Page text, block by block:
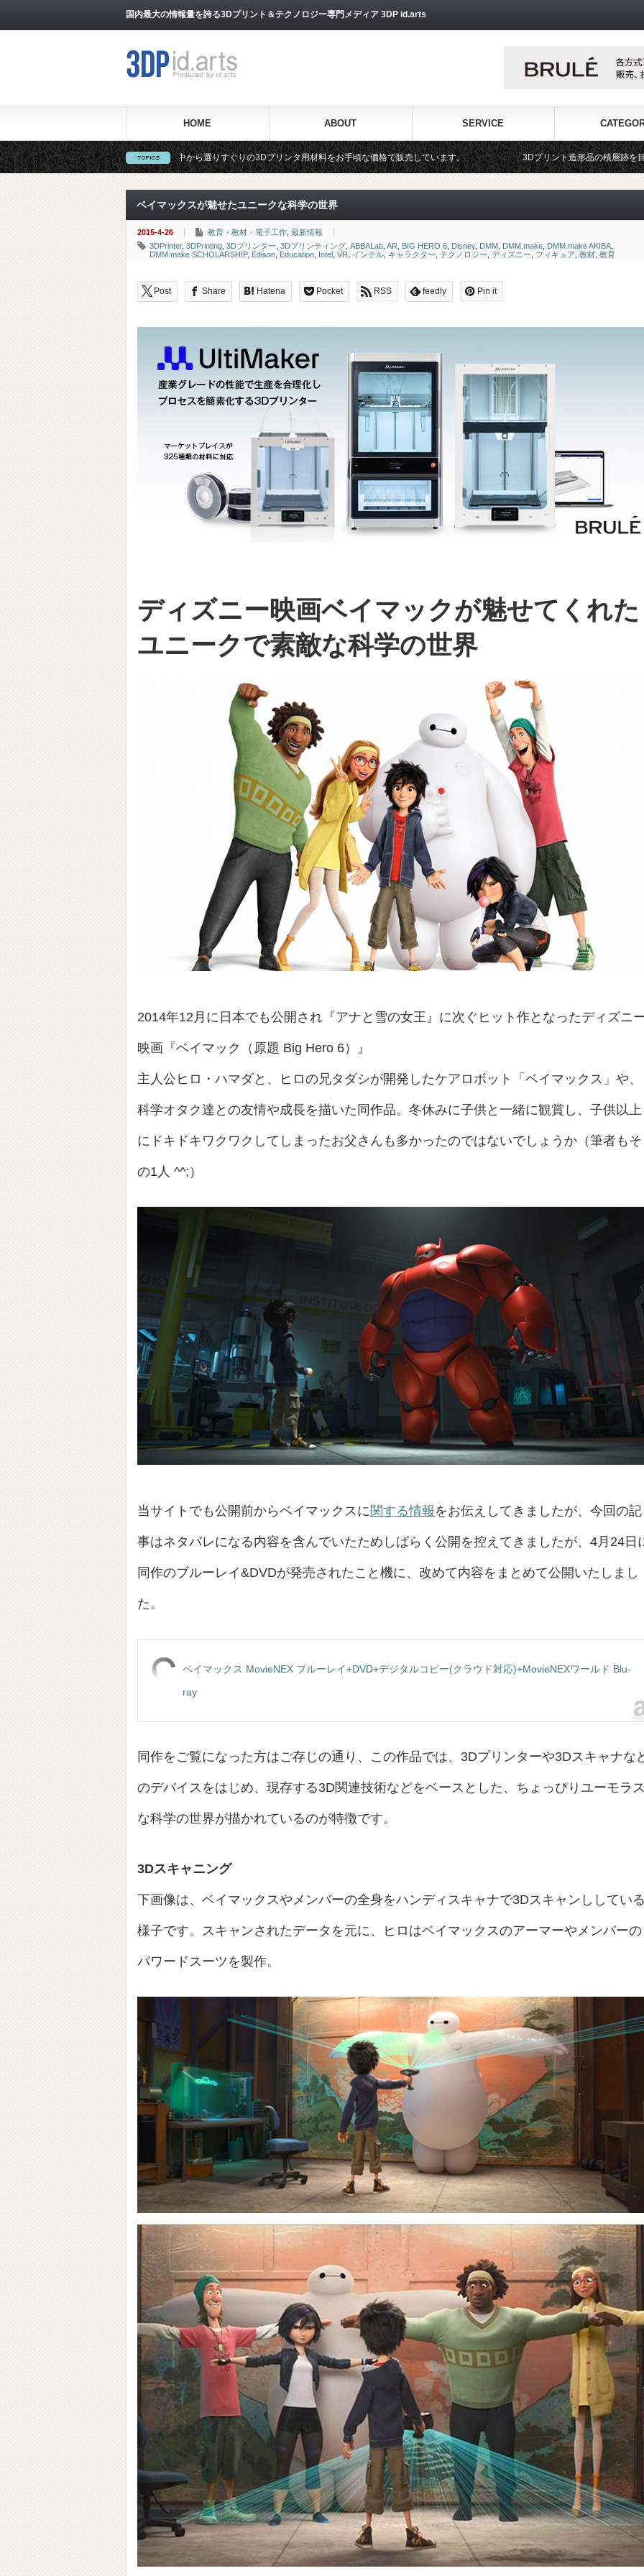
国内最大の情報量を誇る3Dプリント＆テクノロジー専門メディア 3DP id.arts
HOME ABOUT SERVICE
3DFS』では、世界中から選りすぐりの3Dプリンタ用材料をお手頃な価格で販売しています。 3Dプリント造形品の積層跡を目立たなくする仕上げ用
ベイマックスが魅せたユニークな科学の世界
2015-4-26 教育・教材・電子工作 最新情報
3DPrinter, 3DPrinting 3Dプリンター 3Dプリンティング ABBALab AR BIG HERO 6 Disney, DMM DMM.make DMM.make AKIBA
DMM.make SCHOLARSHIP, Edison Education Intel VR インテル キャラクター テクノロジー ディズニー フィギュア 教材 教育
Post Share Hatena Pocket RSS feedly Pin it
ディズニー映画ベイマックが魅せてくれた
ユニークで素敵な科学の世界
2014年12月に日本でも公開され『アナと雪の女王』に次ぐヒット作となったディズニ
映画『ベイマック（原題 Big Hero 6）』
主人公ヒロ・ハマダと、ヒロの兄タダシが開発したケアロボット「ベイマックス」や、
科学オタク達との友情や成長を描いた同作品。冬休みに子供と一緒に観賞し、子供以上
にドキドキワクワクしてしまったお父さんも多かったのではないでしょうか（筆者もそ
の1人 ^^;）
当サイトでも公開前からベイマックスに関する情報 をお伝えしてきましたが、今回の記
事はネタバレになる内容を含んでいたためしばらく公開を控えてきましたが、4月24日
同作のブルーレイ&DVDが発売されたこと機に、改めて内容をまとめて公開いたしまし
た。
ベイマックス MovieNEX ブルーレイ+DVD+デジタルコピー(クラウド対応)+MovieNEXワールド Blu-
ray
同作をご覧になった方はご存じの通り、この作品では、3Dプリンターや3Dスキャナな
のデバイスをはじめ、現存する3D関連技術などをベースとした、ちょっぴりユーモラ
な科学の世界が描かれているのが特徴です。
3Dスキャニング
下画像は、ベイマックスやメンバーの全身をハンディスキャナで3Dスキャンししてい
様子です。スキャンされたデータを元に、ヒロはベイマックスのアーマーやメンバーの
パワードスーツを製作。